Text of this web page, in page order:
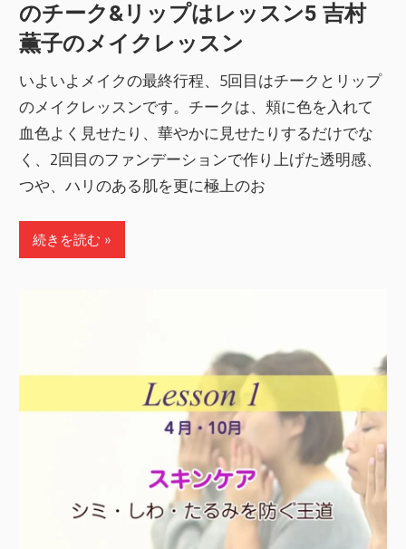
のチーク&リップはレッスン5 吉村
薫子のメイクレッスン
いよいよメイクの最終行程、5回目はチークとリップ
のメイクレッスンです。チークは、頬に色を入れて
血色よく見せたり、華やかに見せたりするだけでな
く、2回目のファンデーションで作り上げた透明感、
つや、ハリのある肌を更に極上のお
続きを読む